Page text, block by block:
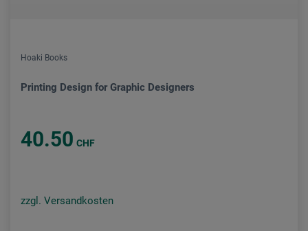
Hoaki Books
Printing Design for Graphic Designers
40.50 CHF
zzgl. Versandkosten